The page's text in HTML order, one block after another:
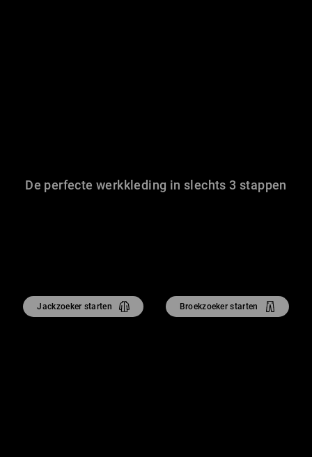
De perfecte werkkleding in slechts 3 stappen
Jackzoeker starten Broekzoeker starten